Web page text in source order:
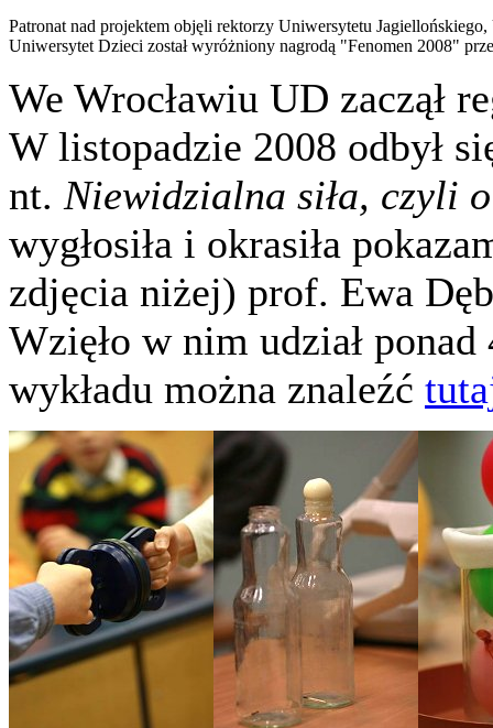
Patronat nad projektem objęli rektorzy Uniwersytetu
Uniwersytet Dzieci został wyróżniony nagrodą "Fenomen 2008"
We Wrocławiu UD zaczął
W listopadzie 2008 odbył
nt.Niewidzialna siła, czyli
wygłosiła i okrasiła
zdjęcia niżej) prof. Ewa
Wzięło w nim udział
wykładu można znaleźć